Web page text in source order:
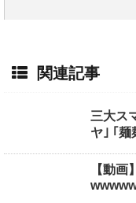
関連記事
三大ス
ヤ｣ ｢麺
【動